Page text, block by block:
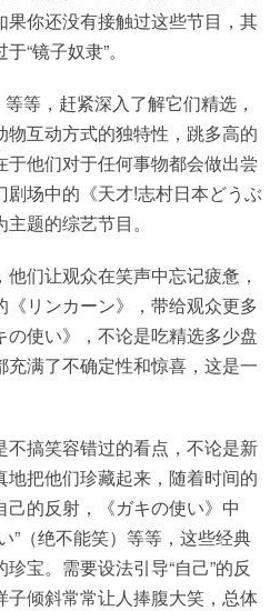
你还没有接触过这些节目，其
“镜子奴隶”。
等，赶紧深入了解它们精选，
互动方式的独特性，跳多高的
他们对于任何事物都会做出尝
场中的《天才!志村日本どうぶ
题的综艺节目。
们让观众在笑声中忘记疲惫，
リンカーン》，带给观众更多
使い》，不论是吃精选多少盘
满了不确定性和惊喜，这是一
搞笑容错过的看点，不论是新
把他们珍藏起来，随着时间的
的反射，《ガキの使い》中
”（绝不能笑）等等，这些经典
宝。需要设法引导“自己”的反
子倾斜常常让人捧腹大笑，总体